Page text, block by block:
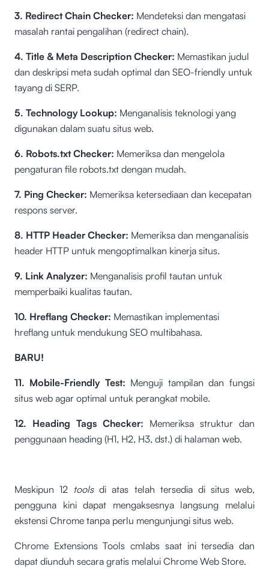
3. Redirect Chain Checker: Mendeteksi dan mengatasi
masalah rantai pengalihan (redirect chain).
4. Title & Meta Description Checker: Memastikan judul
dan deskripsi meta sudah optimal dan SEO-friendly untuk
tayang di SERP.
5. Technology Lookup: Menganalisis teknologi yang
digunakan dalam suatu situs web.
6. Robots.txt Checker: Memeriksa dan mengelola
pengaturan file robots.txt dengan mudah.
7. Ping Checker: Memeriksa ketersediaan dan kecepatan
respons server.
8. HTTP Header Checker: Memeriksa dan menganalisis
header HTTP untuk mengoptimalkan kinerja situs.
9. Link Analyzer: Menganalisis profil tautan untuk
memperbaiki kualitas tautan.
10. Hreflang Checker: Memastikan implementasi
hreflang untuk mendukung SEO multibahasa.
BARU!
11. Mobile-Friendly Test: Menguji tampilan dan fungsi
situs web agar optimal untuk perangkat mobile.
12. Heading Tags Checker: Memeriksa struktur dan
penggunaan heading (H1, H2, H3, dst.) di halaman web.
Meskipun 12 toolsdi atas telah tersedia di situs web,
pengguna kini dapat mengaksesnya langsung melalui
ekstensi Chrome tanpa perlu mengunjungi situs web.
Chrome Extensions Tools cmlabs saat ini tersedia dan
dapat diunduh secara gratis melalui Chrome Web Store.